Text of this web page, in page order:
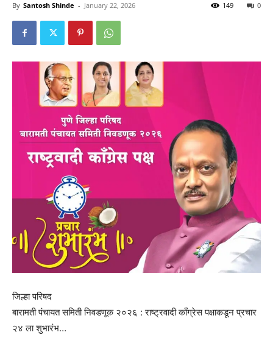
By Santosh Shinde - January 22, 2026 0
149
जिल्हा परिषद
बारामती पंचायत समिती निवडणूक २०२६ : राष्ट्रवादी काँग्रेस पक्षाकडून प्रचार
२४ ला शुभारंभ…